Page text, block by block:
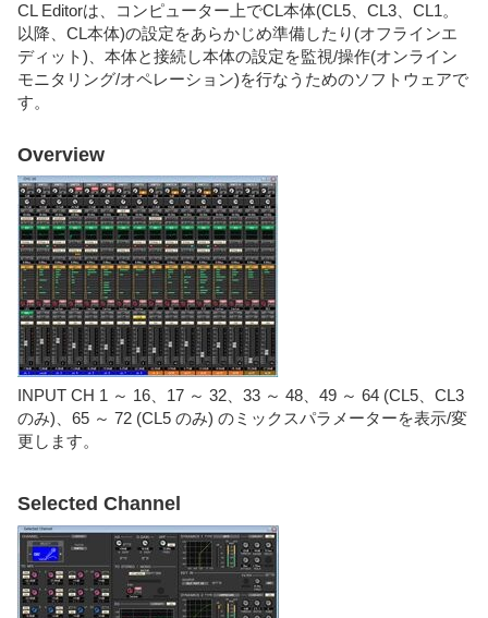
CL Editorは、コンピューター上でCL本体(CL5、CL3、CL1。
以降、CL本体)の設定をあらかじめ準備したり(オフラインエ
ディット)、本体と接続し本体の設定を監視/操作(オンライン
モニタリング/オペレーション)を行なうためのソフトウェアで
す。
Overview
INPUT CH 1 ～ 16、17 ～ 32、33 ～ 48、49 ～ 64 (CL5、CL3
のみ)、65 ～ 72 (CL5 のみ) のミックスパラメーターを表示/変
更します。
Selected Channel